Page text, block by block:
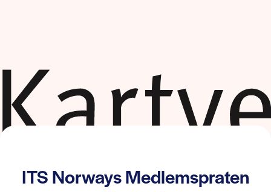
ITS Norways Medlemspraten